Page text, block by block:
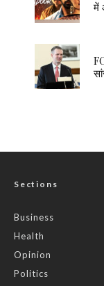
में
Sections
Business
Health
Opinion
Politics